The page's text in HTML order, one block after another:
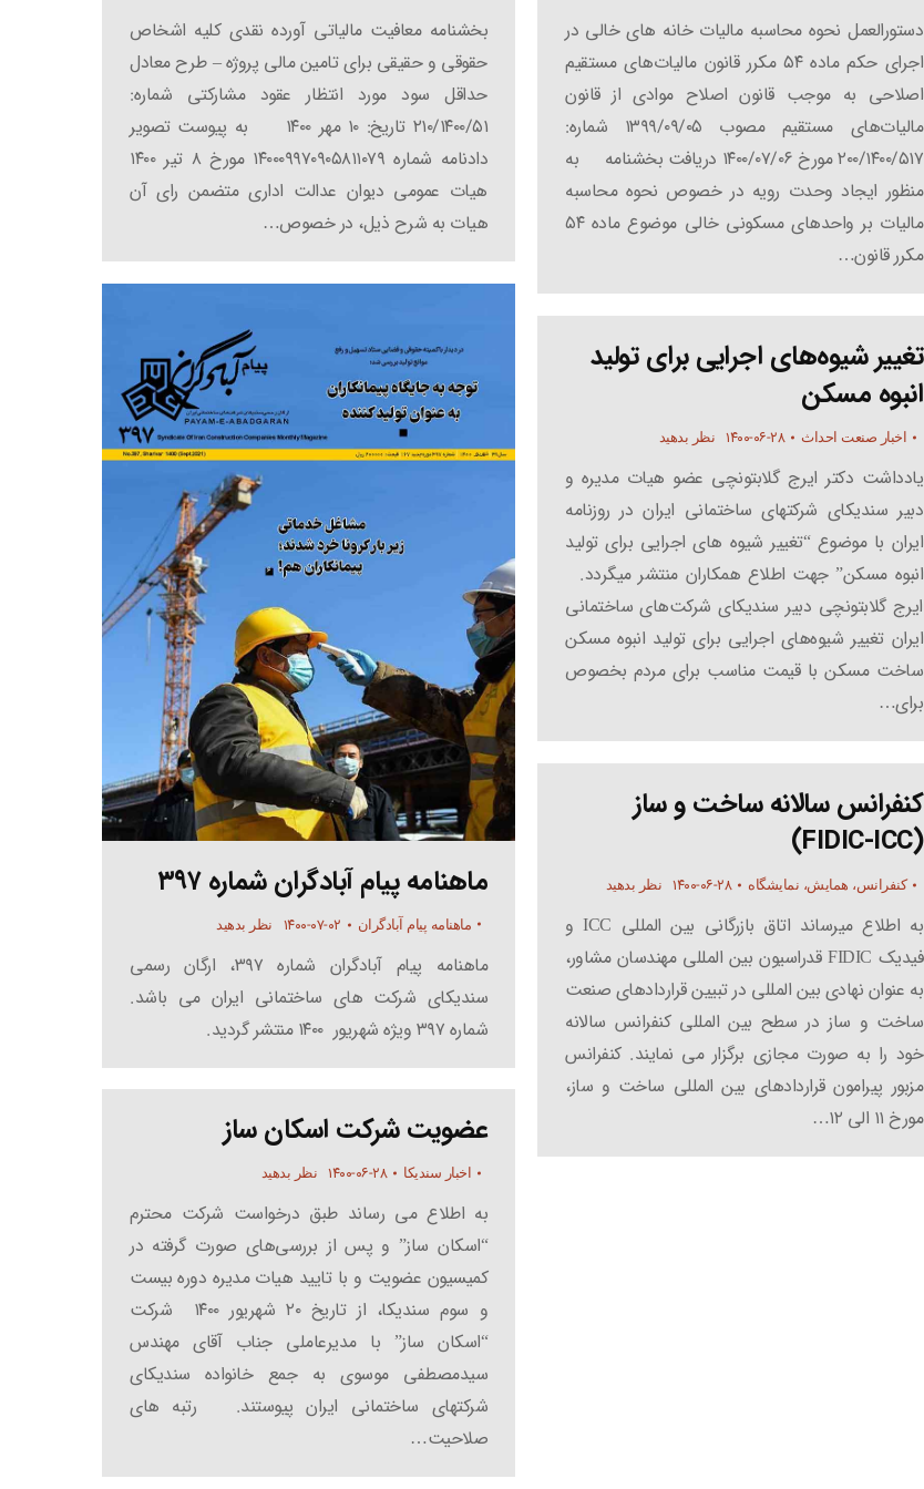
بخشنامه معافیت مالیاتی آورده نقدی کلیه اشخاص
حقوقی و حقیقی برای تامین مالی پروژه – طرح معادل
حداقل سود مورد انتظار عقود مشارکتی شماره:
۲۱۰/۱۴۰۰/۵۱ تاریخ: ۱۰ مهر ۱۴۰۰ به پیوست تصویر
دادنامه شماره ۱۴۰۰۰۹۹۷۰۹۰۵۸۱۱۰۷۹ مورخ ۸ تیر ۱۴۰۰
هیات عمومی دیوان عدالت اداری متضمن رای آن
هیات به شرح ذیل، در خصوص…
دستورالعمل نحوه محاسبه مالیات خانه های خالی در
اجرای حکم ماده ۵۴ مکرر قانون مالیات‌های مستقیم
اصلاحی به موجب قانون اصلاح موادی از قانون
مالیات‌های مستقیم مصوب ۱۳۹۹/۰۹/۰۵ شماره:
۲۰۰/۱۴۰۰/۵۱۷ مورخ ۱۴۰۰/۰۷/۰۶ دریافت بخشنامه به
منظور ایجاد وحدت رویه در خصوص نحوه محاسبه
مالیات بر واحدهای مسکونی خالی موضوع ماده ۵۴
مکرر قانون…
ماهنامه پیام آبادگران شماره ۳۹۷
ماهنامه پیام آبادگران ۱۴۰۰-۰۷-۰۲ نظر بدهید
ماهنامه پیام آبادگران شماره ۳۹۷، ارگان رسمی
سندیکای شرکت های ساختمانی ایران می باشد.
شماره ۳۹۷ ویژه شهریور ۱۴۰۰ منتشر گردید.
تغییر شیوه‌های اجرایی برای تولید
انبوه مسکن
اخبار صنعت احداث ۱۴۰۰-۰۶-۲۸ نظر بدهید
یادداشت دکتر ایرج گلابتونچی عضو هیات مدیره و
دبیر سندیکای شرکتهای ساختمانی ایران در روزنامه
ایران با موضوع “تغییر شیوه های اجرایی برای تولید
انبوه مسکن” جهت اطلاع همکاران منتشر میگردد.
ایرج گلابتونچی دبیر سندیکای شرکت‌های ساختمانی
ایران تغییر شیوه‌های اجرایی برای تولید انبوه مسکن
ساخت مسکن با قیمت مناسب برای مردم بخصوص
برای…
کنفرانس سالانه ساخت و ساز
(FIDIC-ICC)
کنفرانس، همایش، نمایشگاه ۱۴۰۰-۰۶-۲۸ نظر بدهید
به اطلاع میرساند اتاق بازرگانی بین المللی ICC و
فیدیک FIDIC قدراسیون بین المللی مهندسان مشاور،
به عنوان نهادی بین المللی در تبیین قراردادهای صنعت
ساخت و ساز در سطح بین المللی کنفرانس سالانه
خود را به صورت مجازی برگزار می نمایند. کنفرانس
مزبور پیرامون قراردادهای بین المللی ساخت و ساز،
مورخ ۱۱ الی ۱۲…
عضویت شرکت اسکان ساز
اخبار سندیکا ۱۴۰۰-۰۶-۲۸ نظر بدهید
به اطلاع می رساند طبق درخواست شرکت محترم
“اسکان ساز” و پس از بررسی‌های صورت گرفته در
کمیسیون عضویت و با تایید هیات مدیره دوره بیست
و سوم سندیکا، از تاریخ ۲۰ شهریور ۱۴۰۰ شرکت
“اسکان ساز” با مدیرعاملی جناب آقای مهندس
سیدمصطفی موسوی به جمع خانواده سندیکای
شرکتهای ساختمانی ایران پیوستند. رتبه های
صلاحیت…